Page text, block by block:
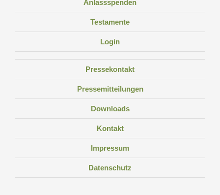
Anlassspenden
Testamente
Login
Pressekontakt
Pressemitteilungen
Downloads
Kontakt
Impressum
Datenschutz